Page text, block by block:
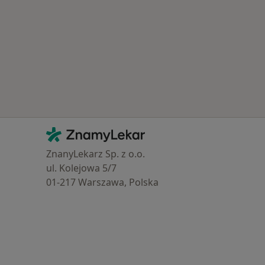
Kontakt
ZnamyLekar - Hlavní stránka
ZnanyLekarz Sp. z o.o.
ul. Kolejowa 5/7
01-217 Warszawa, Polska